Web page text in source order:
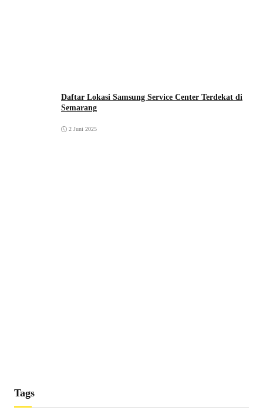
Daftar Lokasi Samsung Service Center Terdekat di
Semarang
2 Juni 2025
Tags